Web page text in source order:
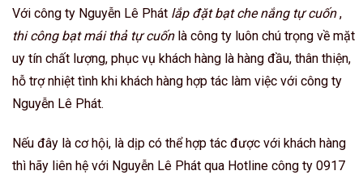
Với công ty Nguyễn Lê Phát lắp đặt bạt che nắng tự cuốn,
thi công bạt mái thả tự cuốnlà công ty luôn chú trọng về mặt
uy tín chất lượng, phục vụ khách hàng là hàng đầu, thân thiện,
hỗ trợ nhiệt tình khi khách hàng hợp tác làm việc với công ty
Nguyễn Lê Phát.
Nếu đây là cơ hội, là dịp có thể hợp tác được với khách hàng
thì hãy liên hệ với Nguyễn Lê Phát qua Hotline công ty 0917